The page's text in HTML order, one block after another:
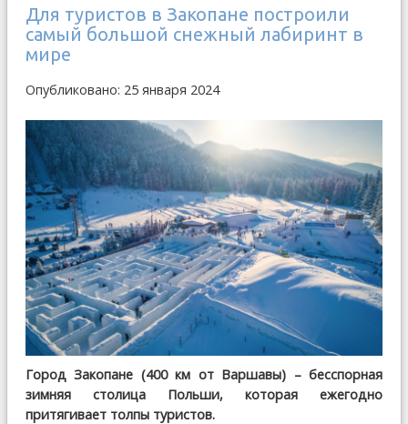
Для туристов в Закопане построили
самый большой снежный лабиринт в
мире
Опубликовано: 25 января 2024
Город Закопане (400 км от Варшавы) – бесспорная
зимняя столица Польши, которая ежегодно
притягивает толпы туристов.